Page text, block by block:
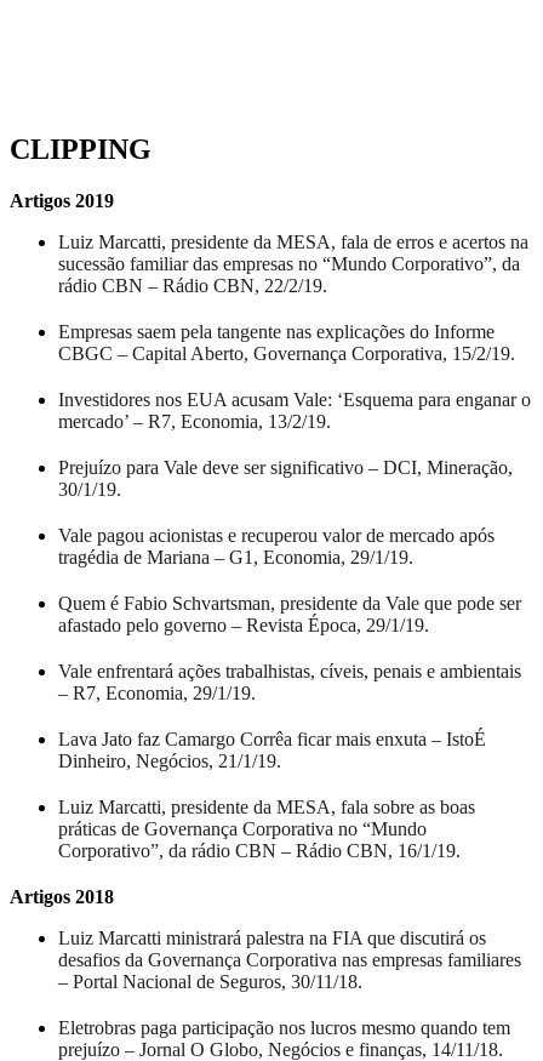
CLIPPING
Artigos 2019
Luiz Marcatti, presidente da MESA, fala de erros e acertos na
sucessão familiar das empresas no “Mundo Corporativo”, da
rádio CBN – Rádio CBN, 22/2/19.
Empresas saem pela tangente nas explicações do Informe
CBGC – Capital Aberto, Governança Corporativa, 15/2/19.
Investidores nos EUA acusam Vale: ‘Esquema para enganar o
mercado’ – R7, Economia, 13/2/19.
Prejuízo para Vale deve ser significativo – DCI, Mineração,
30/1/19.
Vale pagou acionistas e recuperou valor de mercado após
tragédia de Mariana – G1, Economia, 29/1/19.
Quem é Fabio Schvartsman, presidente da Vale que pode ser
afastado pelo governo – Revista Época, 29/1/19.
Vale enfrentará ações trabalhistas, cíveis, penais e ambientais
– R7, Economia, 29/1/19.
Lava Jato faz Camargo Corrêa ficar mais enxuta – IstoÉ
Dinheiro, Negócios, 21/1/19.
Luiz Marcatti, presidente da MESA, fala sobre as boas
práticas de Governança Corporativa no “Mundo
Corporativo”, da rádio CBN – Rádio CBN, 16/1/19.
Artigos 2018
Luiz Marcatti ministrará palestra na FIA que discutirá os
desafios da Governança Corporativa nas empresas familiares
– Portal Nacional de Seguros, 30/11/18.
Eletrobras paga participação nos lucros mesmo quando tem
prejuízo – Jornal O Globo, Negócios e finanças, 14/11/18.